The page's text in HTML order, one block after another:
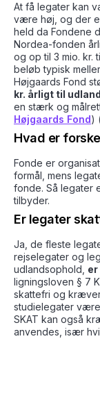
At få legater kan
være høj, og der
held da Fondene
Nordea-fonden
og op til 3 mio. kr.
beløb typisk
Højgaards Fond
kr. årligt til
en stærk og
Højgaards Fond)
Hvad er
Fonde er
formål, mens
fonde. Så legater
tilbyder.
Er legater
Ja, de fleste
rejselegater og
udlandsophold,
ligningsloven § 7
skattefri og
studielegater
SKAT kan også
anvendes, især